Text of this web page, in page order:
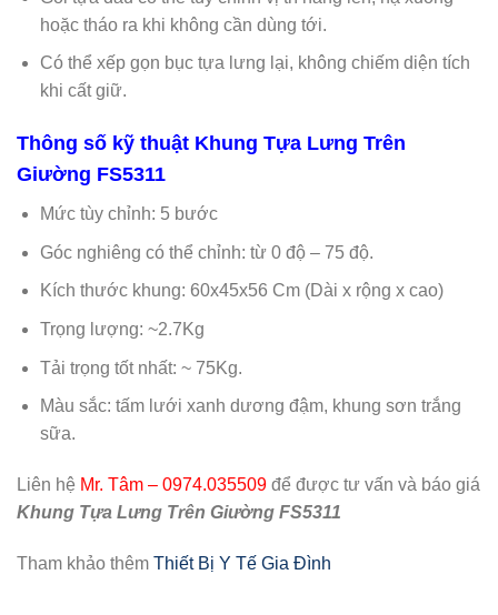
hoặc tháo ra khi không cần dùng tới.
Có thể xếp gọn bục tựa lưng lại, không chiếm diện tích
khi cất giữ.
Thông số kỹ thuật Khung Tựa Lưng Trên
Giường FS5311
Mức tùy chỉnh: 5 bước
Góc nghiêng có thể chỉnh: từ 0 độ – 75 độ.
Kích thước khung: 60x45x56 Cm (Dài x rộng x cao)
Trọng lượng: ~2.7Kg
Tải trọng tốt nhất: ~ 75Kg.
Màu sắc: tấm lưới xanh dương đậm, khung sơn trắng
sữa.
Liên hệ Mr. Tâm – 0974.035509 để được tư vấn và báo giá
Khung Tựa Lưng Trên Giường FS5311
Tham khảo thêm Thiết Bị Y Tế Gia Đình